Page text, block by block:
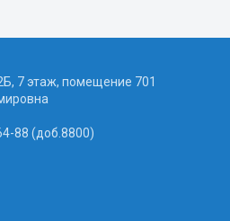
7 этаж, помещение 701
88 (доб.8800)